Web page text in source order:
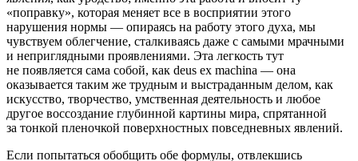
«поправку», которая меняет все в восприятии этого
нарушения нормы — опираясь на работу этого духа, мы
чувствуем облегчение, сталкиваясь даже с самыми мрачными
и неприглядными проявлениями. Эта легкость тут
не появляется сама собой, как deus ex machina — она
оказывается таким же трудным и выстраданным делом, как
искусство, творчество, умственная деятельность и любое
другое воссоздание глубинной картины мира, спрятанной
за тонкой пленочкой поверхностных повседневных явлений.
Если попытаться обобщить обе формулы, отвлекшись